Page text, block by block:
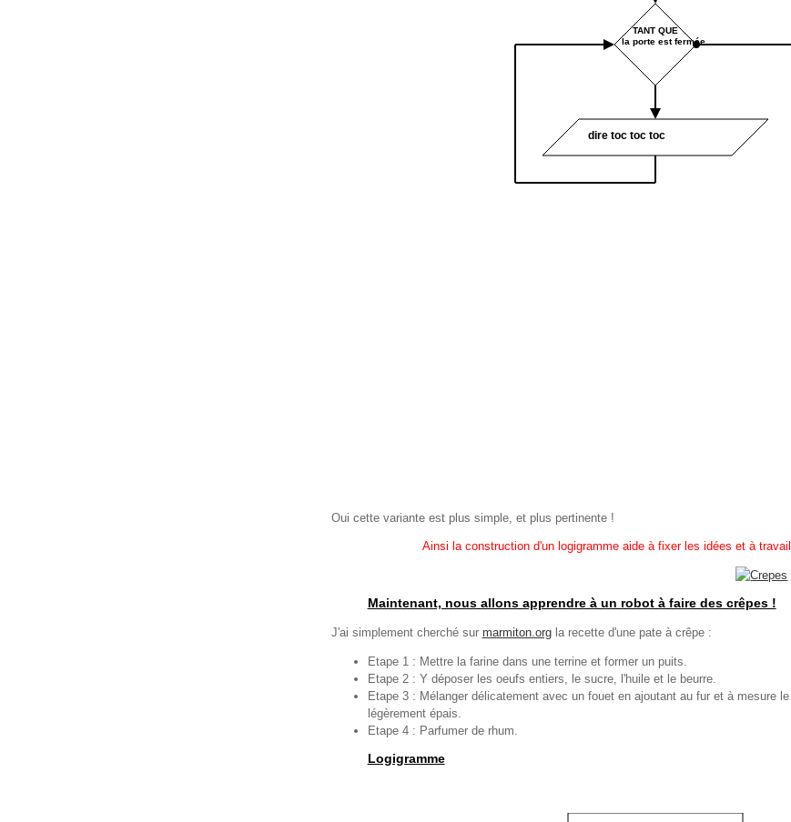
Oui cette variante est plus simple, et plus pertinente !
Ainsi la construction d'un logigramme aide à fixer les idées et à
Maintenant, nous allons apprendre à un robot à faire des crêpes !
J'ai simplement cherché sur marmiton.orgla recette d'une pate à crêpe :
Etape 1 : Mettre la farine dans une terrine et former un puits.
Etape 2 : Y déposer les oeufs entiers, le sucre, l'huile et le beurre.
Etape 3 : Mélanger délicatement avec un fouet en ajoutant au fur et à mesure
légèrement épais.
Etape 4 : Parfumer de rhum.
Logigramme